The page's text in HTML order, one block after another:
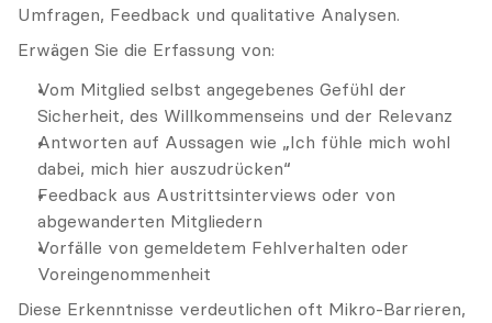
Umfragen, Feedback und qualitative Analysen.
Erwägen Sie die Erfassung von:
Vom Mitglied selbst angegebenes Gefühl der
Sicherheit, des Willkommenseins und der Relevanz
Antworten auf Aussagen wie „Ich fühle mich wohl
dabei, mich hier auszudrücken“
Feedback aus Austrittsinterviews oder von
abgewanderten Mitgliedern
Vorfälle von gemeldetem Fehlverhalten oder
Voreingenommenheit
Diese Erkenntnisse verdeutlichen oft Mikro-Barrieren,